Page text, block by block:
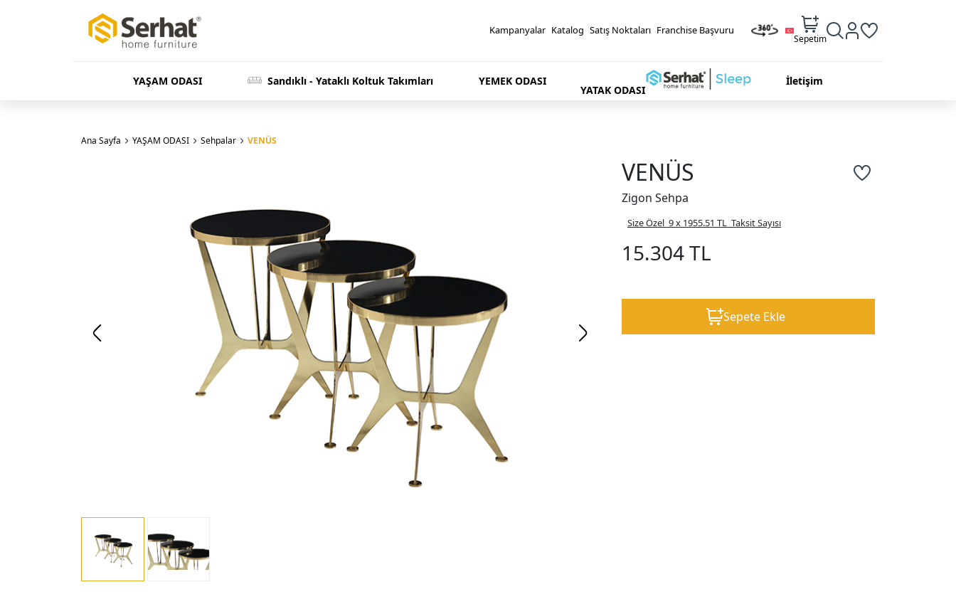
Kampanyalar Katalog Satış Noktaları Franchise Başvuru
Sepetim
YAŞAM ODASI Sandıklı - Yataklı Koltuk Takımları YEMEK ODASI
YATAK ODASI
İletişim
Ana Sayfa YAŞAM ODASI Sehpalar VENÜS
VENÜS
Zigon Sehpa
Size Özel 9 x 1955.51 TL Taksit Sayısı
15.304 TL
Sepete Ekle